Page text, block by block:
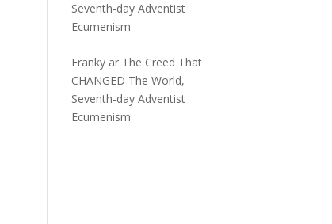
Seventh-day Adventist
Ecumenism
Franky ar The Creed That
CHANGED The World,
Seventh-day Adventist
Ecumenism